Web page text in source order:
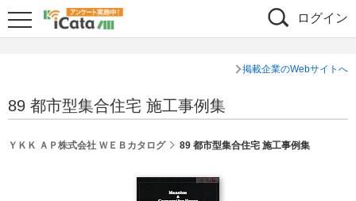
ログイン
掲載企業のWebサイトへ
89 都市型集合住宅 施工事例集
ＹＫＫ ＡＰ株式会社 ＷＥＢカタログ 89 都市型集合住宅 施工事例集